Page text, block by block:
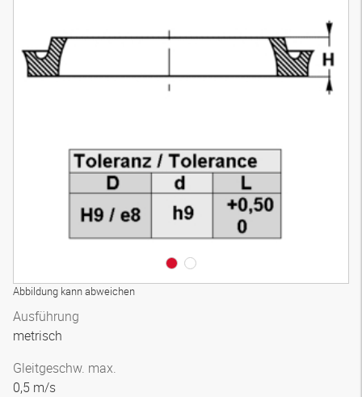
Abbildung kann abweichen
Ausführung
metrisch
Gleitgeschw. max.
0,5 m/s